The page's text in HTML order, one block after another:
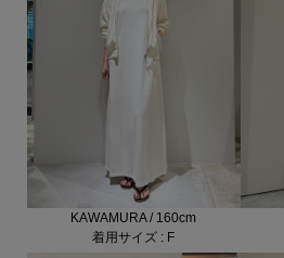
KAWAMURA / 160cm
着用サイズ : F